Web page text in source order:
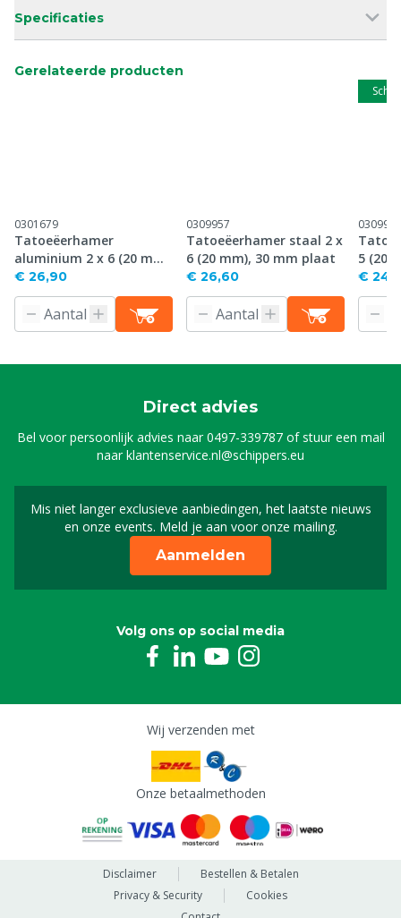
Specificaties
Gerelateerde producten
0301679
Tatoeëerhamer
aluminium 2 x 6 (20 mm),
30 mm plaat
€ 26,90
0309957
Tatoeëerhamer staal 2 x
6 (20 mm), 30 mm plaat
€ 26,60
0309958
5 (20
€
Direct advies
Bel voor persoonlijk advies naar0497-339787of stuur een mail
naarklantenservice.nl@schippers.eu
Mis niet langer exclusieve aanbiedingen, het laatste nieuws
en onze events. Meld je aan voor onze mailing.
Schrijf je in voor onze
Aanmelden
Volg ons op social media
Wij verzenden met
Onze betaalmethoden
Disclaimer
Bestellen & Betalen
Privacy & Security
Cookies